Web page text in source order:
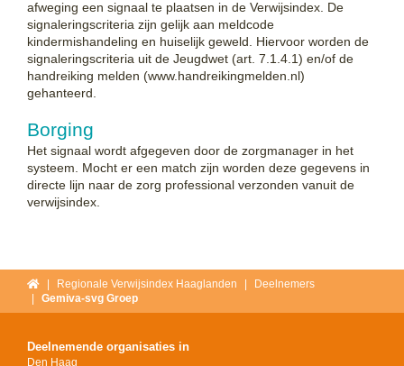
afweging een signaal te plaatsen in de Verwijsindex. De
signaleringscriteria zijn gelijk aan meldcode
kindermishandeling en huiselijk geweld. Hiervoor worden de
signaleringscriteria uit de Jeugdwet (art. 7.1.4.1) en/of de
handreiking melden (www.handreikingmelden.nl)
gehanteerd.
Borging
Het signaal wordt afgegeven door de zorgmanager in het
systeem. Mocht er een match zijn worden deze gegevens in
directe lijn naar de zorg professional verzonden vanuit de
verwijsindex.
HomeRegionale Verwijsindex Haaglanden
Deelnemers
Gemiva-svg Groep
Deelnemende organisaties in
Den Haag